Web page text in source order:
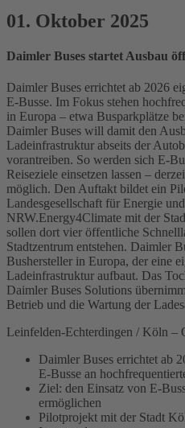
01. Oktober 2025
Daimler Buses startet Ausbau
Daimler Buses errichtet ab 2026
E‑Busse. Im Fokus stehen
in Europa – etwa Busparkplätze
Daimler Buses will damit den
Ladeinfrastruktur abseits der
vorantreiben. So werden sich
Reiseziele einsetzen lassen –
möglich. Den Auftakt bildet ein
Landesgesellschaft für Energie
NRW.Energy4Climate mit der
sollen dort vier öffentliche
Stadtzentrum entstehen. Daimler
Bushersteller in Europa, der eine
Ladeinfrastruktur aufbaut. Das
Daimler Buses Solutions
Betrieb und die Wartung der
Leinfelden-Echterdingen / Köln –
Daimler Buses errichtet ab
E‑Busse an
Ziel: den Einsatz von
ermöglichen
Pilotprojekt mit der Stadt